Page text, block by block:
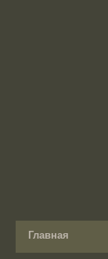
Главная